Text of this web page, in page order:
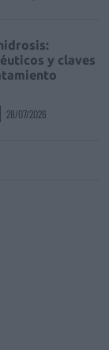
y claves
28/07/2026